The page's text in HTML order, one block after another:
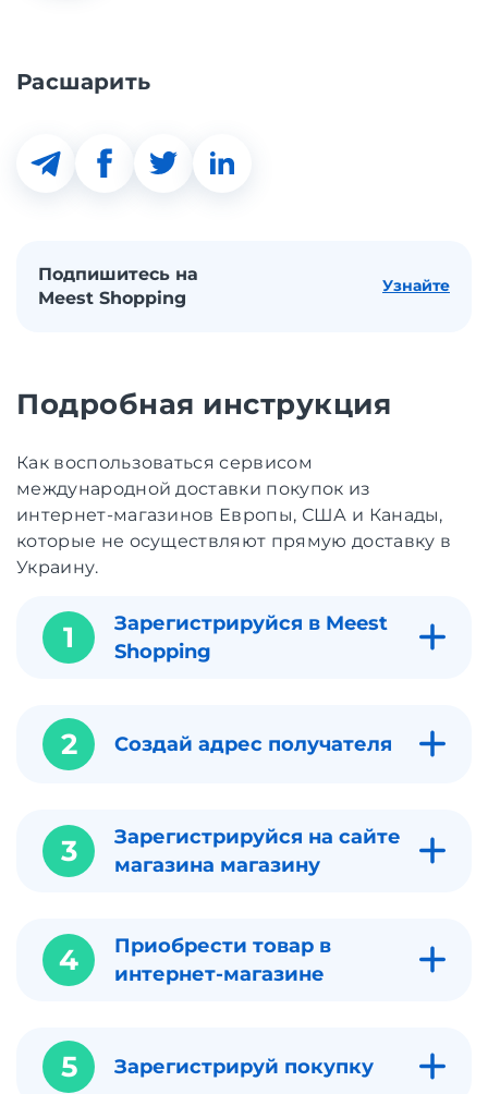
Расшарить
Подпишитесь на
Meest Shopping
Узнайте
Подробная инструкция
Как воспользоваться сервисом
международной доставки покупок из
интернет-магазинов Европы, США и Канады,
которые не осуществляют прямую доставку в
Украину.
1
Зарегистрируйся в Meest
Shopping
2 Создай адрес получателя
3
Зарегистрируйся на сайте
магазина магазину
4
Приобрести товар в
интернет-магазине
5 Зарегистрируй покупку